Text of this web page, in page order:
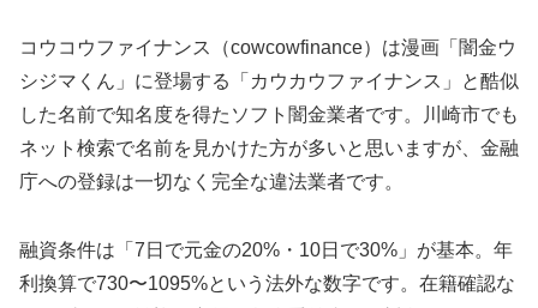
コウコウファイナンス（cowcowfinance）は漫画「闇金ウ
シジマくん」に登場する「カウカウファイナンス」と酷似
した名前で知名度を得たソフト闇金業者です。川崎市でも
ネット検索で名前を見かけた方が多いと思いますが、金融
庁への登録は一切なく完全な違法業者です。
融資条件は「7日で元金の20%・10日で30%」が基本。年
利換算で730〜1095%という法外な数字です。在籍確認な